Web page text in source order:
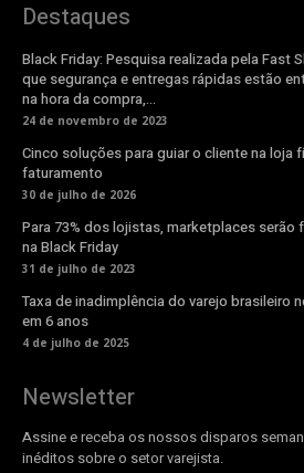
Destaques
Black Friday: Pesquisa realizada pela Fast
que segurança e entregas rápidas estão
na hora da compra,...
24 de novembro de 2023
Cinco soluções para guiar o cliente na loja
faturamento
30 de julho de 2026
Para 73% dos lojistas, marketplaces serão
na Black Friday
31 de julho de 2023
Taxa de inadimplência do varejo brasileiro
em 6 anos
4 de julho de 2025
Newsletter
Assine e receba os nossos disparos
inéditos sobre o setor varejista.